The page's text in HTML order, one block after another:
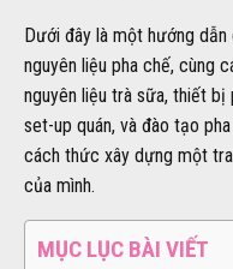
Dưới đây là một hướng
nguyên liệu pha chế, cùng
nguyên liệu trà sữa, thiết
set-up quán, và đào tạo
cách thức xây dựng một
của mình.
MỤC LỤC BÀI VIẾT